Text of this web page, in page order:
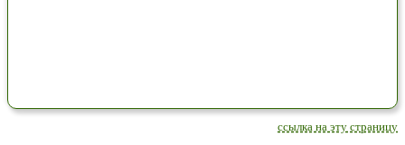
ссылка на эту страницу